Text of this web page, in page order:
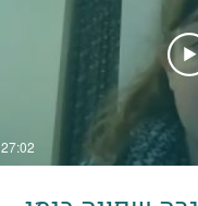
27:02